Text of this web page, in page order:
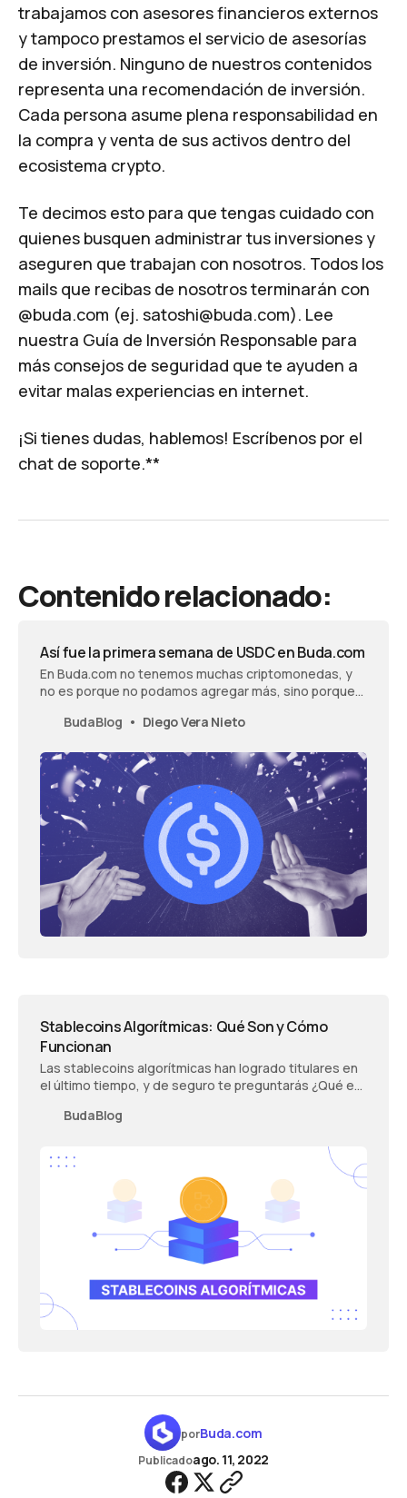
trabajamos con asesores financieros externos
y tampoco prestamos el servicio de asesorías
de inversión. Ninguno de nuestros contenidos
representa una recomendación de inversión.
Cada persona asume plena responsabilidad en
la compra y venta de sus activos dentro del
ecosistema crypto.
Te decimos esto para que tengas cuidado con
quienes busquen administrar tus inversiones y
aseguren que trabajan con nosotros. Todos los
mails que recibas de nosotros terminarán con
@buda.com (ej. satoshi@buda.com). Lee
nuestra Guía de Inversión Responsable para
más consejos de seguridad que te ayuden a
evitar malas experiencias en internet.
¡Si tienes dudas, hablemos! Escríbenos por el
chat de soporte.**
Contenido relacionado:
Así fue la primera semana de USDC en Buda.com
En Buda.com no tenemos muchas criptomonedas, y
no es porque no podamos agregar más, sino porque
estudio exhaustivo de la importancia, impacto y
BudaBlog Diego Vera Nieto
Stablecoins Algorítmicas: Qué Son y Cómo
Funcionan
Las stablecoins algorítmicas han logrado titulares en
el último tiempo, y de seguro te preguntarás ¿Qué es
una convencional?
BudaBlog
porBuda.com
Publicadoago. 11, 2022